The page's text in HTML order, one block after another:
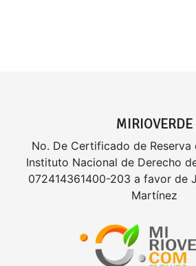
MIRIOVERDE
No. De Certificado de
Instituto Nacional de Derecho
072414361400-203 a favor de
Martínez